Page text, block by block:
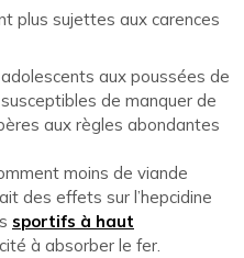
plus sujettes aux carences
aux poussées de
de manquer de
aux règles abondantes
moins de viande
des effets sur l’hepcidine
sportifs à haut
à absorber le fer.